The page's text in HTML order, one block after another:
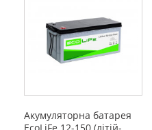
Акумуляторна батарея
EcoLiFe 12-150 (літій-